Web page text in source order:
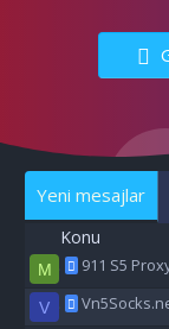
Yeni mesajlar
Konu
M 911 S5
V